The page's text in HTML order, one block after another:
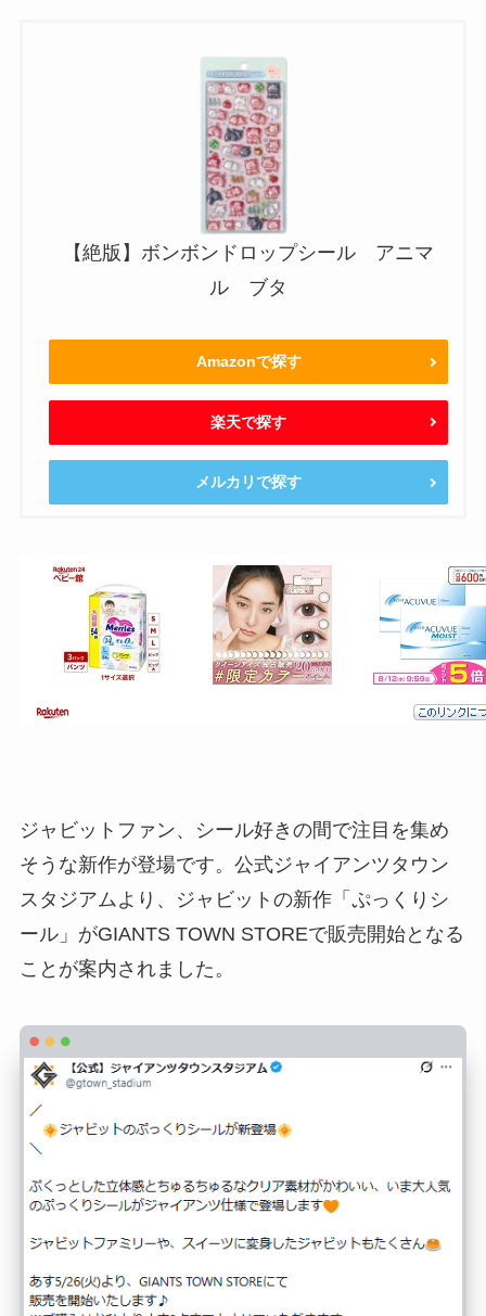
【絶版】ボンボンドロップシール アニマ
ル ブタ
Amazonで探す
楽天で探す
メルカリで探す
ジャビットファン、シール好きの間で注目を集め
そうな新作が登場です。公式ジャイアンツタウン
スタジアムより、ジャビットの新作「ぷっくりシ
ール」がGIANTS TOWN STOREで販売開始となる
ことが案内されました。